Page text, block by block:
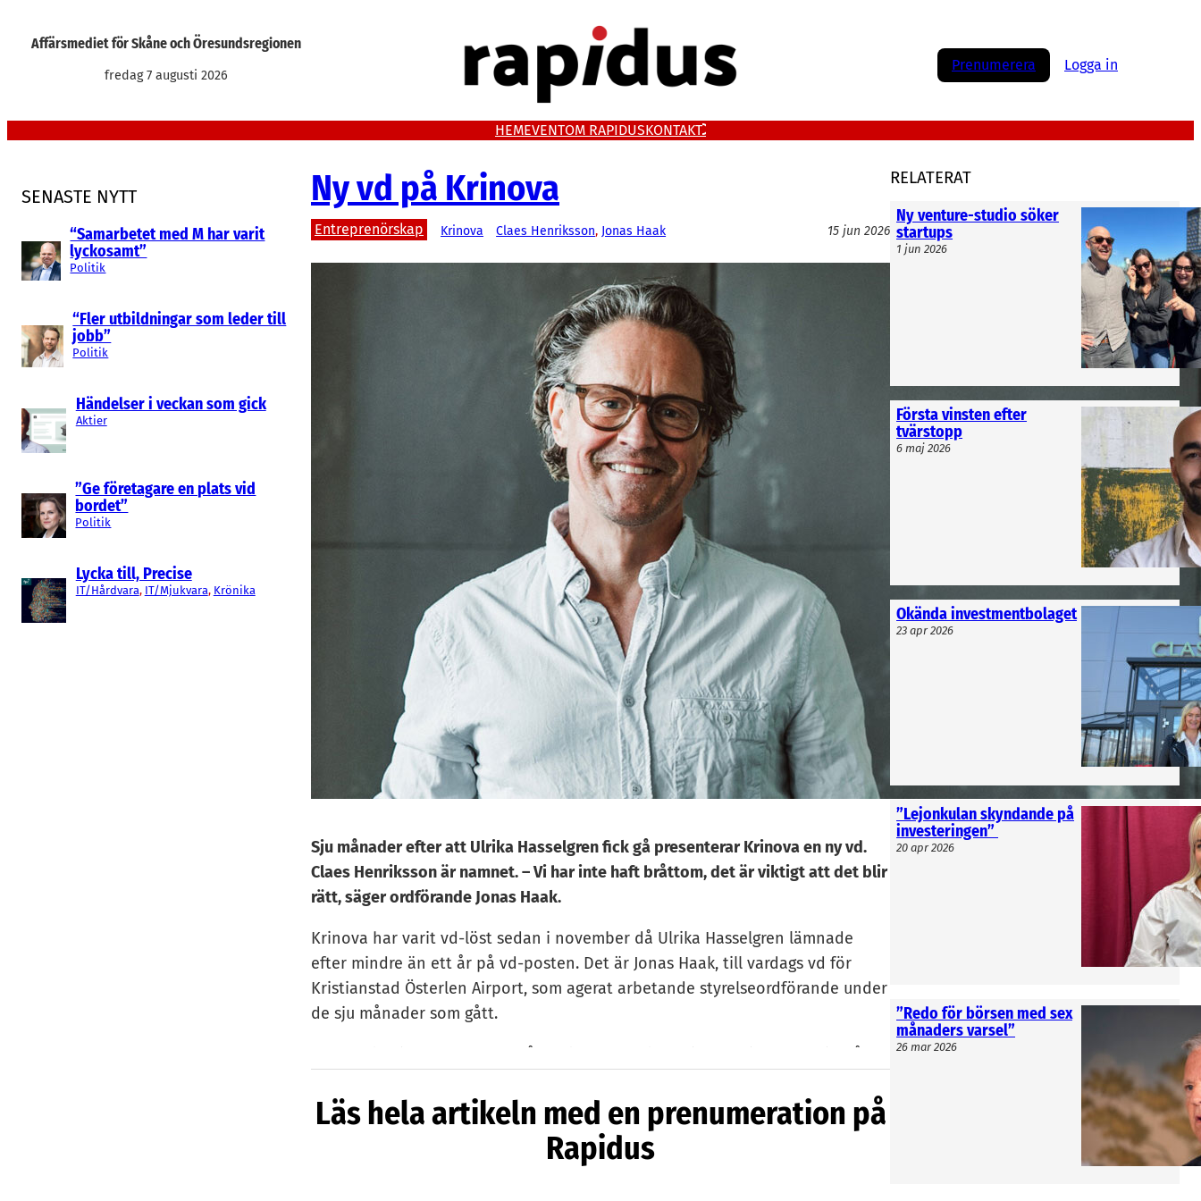
Affärsmediet för Skåne och Öresundsregionen
fredag 7 augusti 2026
Prenumerera Logga in
HEMEVENTOM RAPIDUSKONTAKT
SENASTE NYTT
“Samarbetet med M har varit
lyckosamt”
Politik
“Fler utbildningar som leder till
jobb”
Politik
Händelser i veckan som gick
Aktier
”Ge företagare en plats vid
bordet”
Politik
Lycka till, Precise
IT/Hårdvara, IT/Mjukvara, Krönika
Ny vd på Krinova
Entreprenörskap Krinova Claes Henriksson, Jonas Haak 15 jun 2026
Sju månader efter att Ulrika Hasselgren fick gå presenterar Krinova en ny vd.
Claes Henriksson är namnet. – Vi har inte haft bråttom, det är viktigt att det blir
rätt, säger ordförande Jonas Haak.
Krinova har varit vd-löst sedan i november då Ulrika Hasselgren lämnade
efter mindre än ett år på vd-posten. Det är Jonas Haak, till vardags vd för
Kristianstad Österlen Airport, som agerat arbetande styrelseordförande under
de sju månader som gått.
Annonsen gick ut i mars och sedan har vi haft många väldigt välmeriterade
sökande, säger Jonas Haak.
Claes Henriksson kommer senast från en roll som egen konsult med uppdrag
Läs hela artikeln med en prenumeration på
Rapidus
RELATERAT
Ny venture-studio söker
startups
1 jun 2026
Första vinsten efter
tvärstopp
6 maj 2026
Okända investmentbolaget
23 apr 2026
”Lejonkulan skyndande på
investeringen”
20 apr 2026
”Redo för börsen med sex
månaders varsel”
26 mar 2026